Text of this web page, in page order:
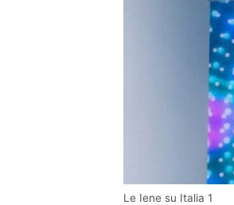
Le Iene su Italia 1